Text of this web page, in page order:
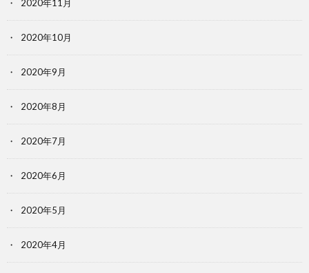
2020年11月
2020年10月
2020年9月
2020年8月
2020年7月
2020年6月
2020年5月
2020年4月